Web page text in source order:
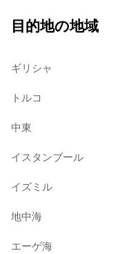
目的地の地域
ギリシャ
トルコ
中東
イスタンブール
イズミル
地中海
エーゲ海